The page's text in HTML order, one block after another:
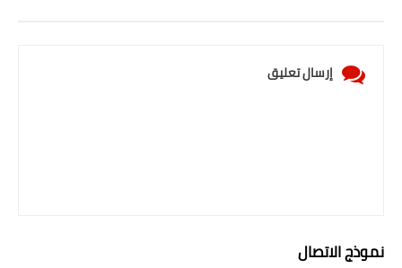
إرسال تعليق
نموذج الاتصال